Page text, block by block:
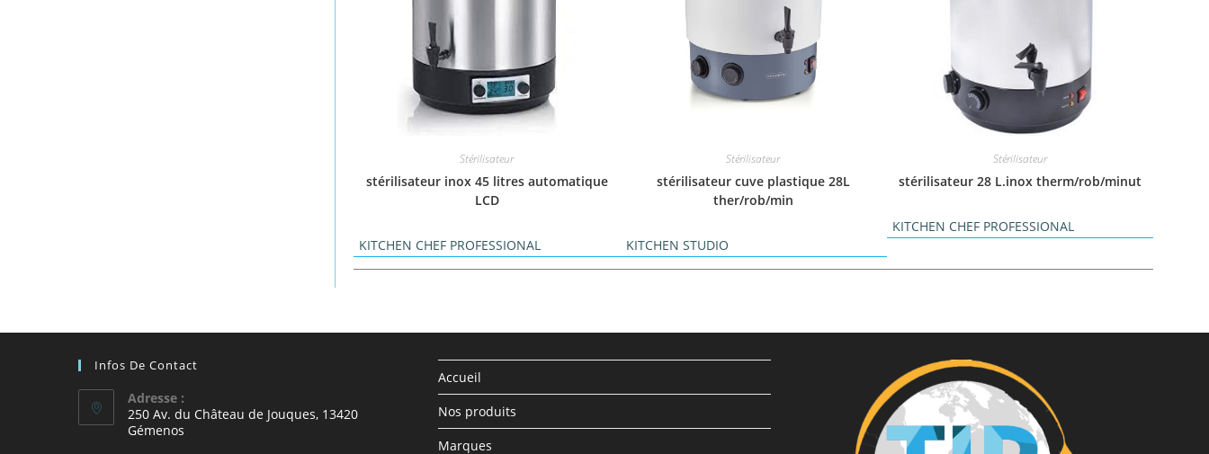
Stérilisateur
stérilisateur inox 45 litres automatique
LCD
KITCHEN CHEF PROFESSIONAL
Stérilisateur
stérilisateur cuve plastique 28L
ther/rob/min
KITCHEN STUDIO
Stérilisateur
stérilisateur 28 L.inox therm/rob/minut
KITCHEN CHEF PROFESSIONAL
Infos De Contact
Adresse :
250 Av. du Château de Jouques, 13420
Gémenos
Accueil
Nos produits
Marques